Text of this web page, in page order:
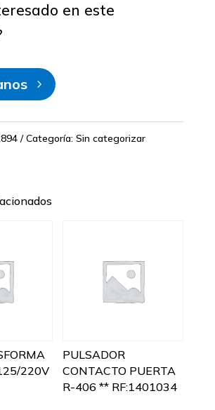
en este
Categoría: Sin categorizar
220V
PULSADOR
CONTACTO PUERTA
R-406 ** RF:1401034